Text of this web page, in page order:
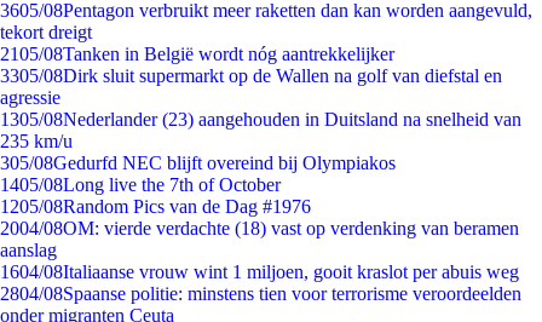
3605/08Pentagon verbruikt meer raketten dan kan worden aangevuld,
tekort dreigt
2105/08Tanken in België wordt nóg aantrekkelijker
3305/08Dirk sluit supermarkt op de Wallen na golf van diefstal en
agressie
1305/08Nederlander (23) aangehouden in Duitsland na snelheid van
235 km/u
305/08Gedurfd NEC blijft overeind bij Olympiakos
1405/08Long live the 7th of October
1205/08Random Pics van de Dag #1976
2004/08OM: vierde verdachte (18) vast op verdenking van beramen
aanslag
1604/08Italiaanse vrouw wint 1 miljoen, gooit kraslot per abuis weg
2804/08Spaanse politie: minstens tien voor terrorisme veroordeelden
onder migranten Ceuta